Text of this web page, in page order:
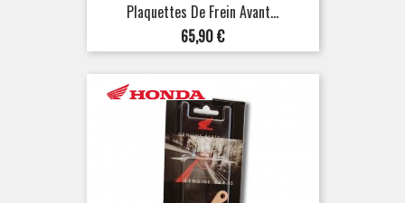
Plaquettes De Frein Avant...
Prix
65,90 €